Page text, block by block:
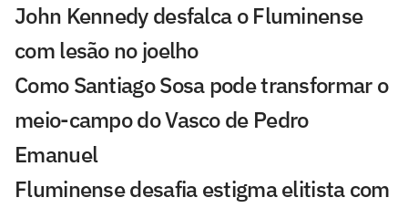
John Kennedy desfalca o Fluminense
com lesão no joelho
Como Santiago Sosa pode transformar o
meio-campo do Vasco de Pedro
Emanuel
Fluminense desafia estigma elitista com